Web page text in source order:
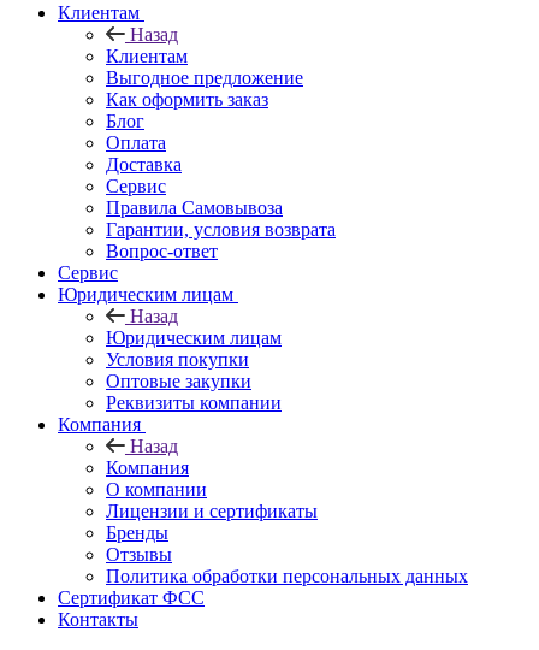
Клиентам
Назад
Клиентам
Выгодное предложение
Как оформить заказ
Блог
Оплата
Доставка
Сервис
Правила Самовывоза
Гарантии, условия возврата
Вопрос-ответ
Сервис
Юридическим лицам
Назад
Юридическим лицам
Условия покупки
Оптовые закупки
Реквизиты компании
Компания
Назад
Компания
О компании
Лицензии и сертификаты
Бренды
Отзывы
Политика обработки персональных данных
Сертификат ФСС
Контакты